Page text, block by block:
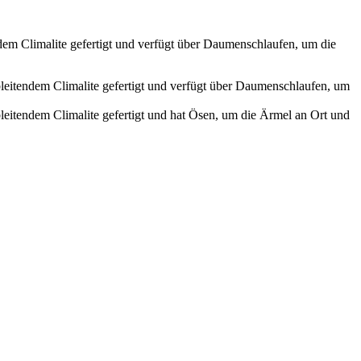
Climalite gefertigt und verfügt über Daumenschlaufen, um die
Climalite gefertigt und verfügt über Daumenschlaufen, um
Climalite gefertigt und hat Ösen, um die Ärmel an Ort und